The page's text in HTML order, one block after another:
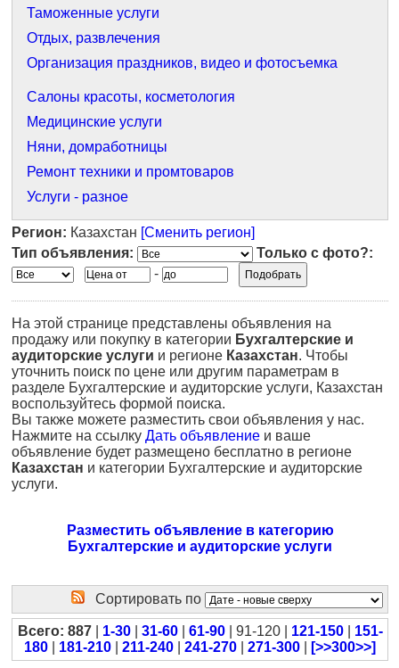
Таможенные услуги
Отдых, развлечения
Организация праздников, видео и фотосъемка
Салоны красоты, косметология
Медицинские услуги
Няни, домработницы
Ремонт техники и промтоваров
Услуги - разное
Регион: Казахстан [Сменить регион]
Тип объявления:
Только с фото?:
-
На этой странице представлены объявления на
продажу или покупку в категории Бухгалтерские и
аудиторские услуги и регионе Казахстан. Чтобы
уточнить поиск по цене или другим параметрам в
разделе Бухгалтерские и аудиторские услуги, Казахстан
воспользуйтесь формой поиска.
Вы также можете разместить свои объявления у нас.
Нажмите на ссылку Дать объявление и ваше
объявление будет размещено бесплатно в регионе
Казахстан и категории Бухгалтерские и аудиторские
услуги.
Разместить объявление в категорию
Бухгалтерские и аудиторские услуги
Сортировать по
Всего: 887| 1-30| 31-60| 61-90| 91-120 | 121-150| 151-
180
181-210 211-240 241-270 271-300 [>>300>>]